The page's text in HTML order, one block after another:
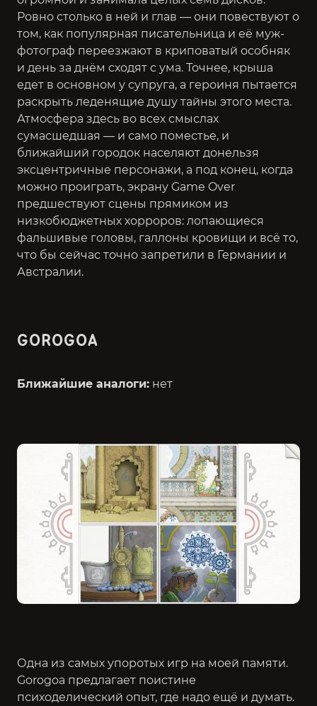
Ровно столько в ней и глав — они повествуют о
том, как популярная писательница и её муж-
фотограф переезжают в криповатый особняк
и день за днём сходят с ума. Точнее, крыша
едет в основном у супруга, а героиня пытается
раскрыть леденящие душу тайны этого места.
Атмосфера здесь во всех смыслах
сумасшедшая — и само поместье, и
ближайший городок населяют донельзя
эксцентричные персонажи, а под конец, когда
можно проиграть, экрану Game Over
предшествуют сцены прямиком из
низкобюджетных хорроров: лопающиеся
фальшивые головы, галлоны кровищи и всё то,
что бы сейчас точно запретили в Германии и
Австралии.
GOROGOA
Ближайшие аналоги: нет
Одна из самых упоротых игр на моей памяти.
Gorogoa предлагает поистине
психоделический опыт, где надо ещё и думать.